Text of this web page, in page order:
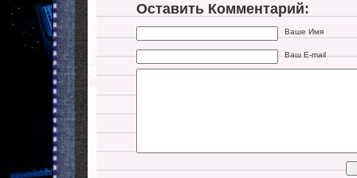
Оставить Комментарий:
Ваше Имя
Ваш E-mail